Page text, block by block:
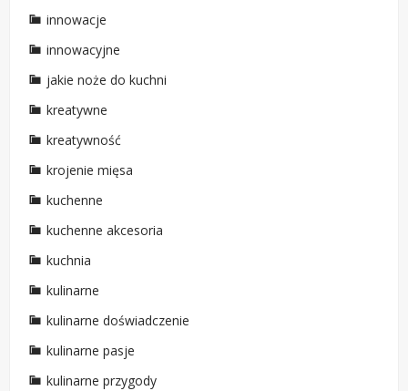
innowacje
innowacyjne
jakie noże do kuchni
kreatywne
kreatywność
krojenie mięsa
kuchenne
kuchenne akcesoria
kuchnia
kulinarne
kulinarne doświadczenie
kulinarne pasje
kulinarne przygody